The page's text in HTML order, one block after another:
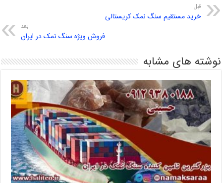
قبل
خرید مستقیم سنگ نمک کریستالی
بعد
فروش ویژه سنگ نمک در ایران
نوشته های مشابه